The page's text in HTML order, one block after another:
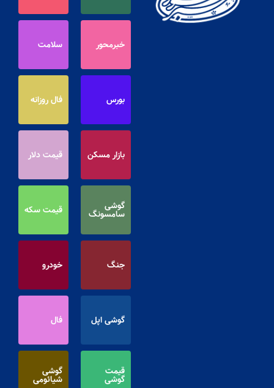
خبرمحور سلامت
بورس فال روزانه
بازار مسکن قیمت دلار
گوشی
سامسونگ قیمت سکه
جنگ خودرو
گوشی اپل فال
قیمت
گوشی
گوشی
شیائومی